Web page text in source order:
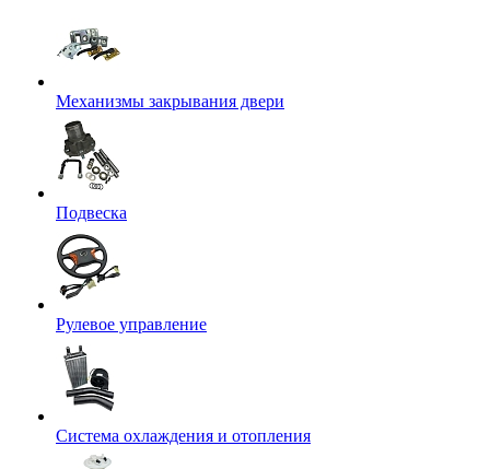
Механизмы закрывания двери
Подвеска
Рулевое управление
Система охлаждения и отопления